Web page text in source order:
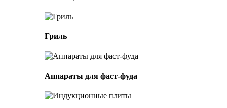
Гриль
Аппараты для фаст-фуда